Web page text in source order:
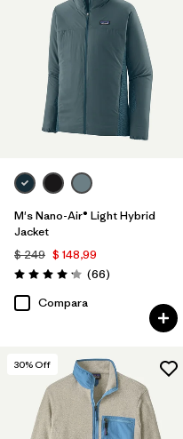
M's Nano-Air® Light Hybrid
Jacket
$ 249 $ 148,99
Valoración: 4.2 / 5
(66Comentarios
)
Compara
30% Off